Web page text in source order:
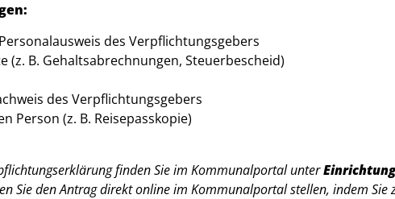
des Verpflichtungsgebers
(z. B. Gehaltsabrechnungen, Steuerbescheid)
des Verpflichtungsgebers
Person (z. B. Reisepasskopie)
finden Sie im Kommunalportal unter
Sie den Antrag direkt online im Kommunalportal stellen, indem Sie